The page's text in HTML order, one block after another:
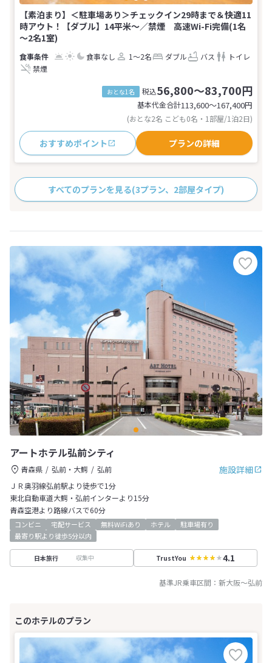
【素泊まり】＜駐車場あり＞チェックイン29時まで＆快適11
時アウト！【ダブル】14平米〜／禁煙 高速Wi-Fi完備(1名
～2名1室)
食事なし 1～2名 ダブル バス
トイレ
禁煙
おとな1名 税込56,800～83,700円
基本代金合計113,600〜167,400円
(おとな2名 こども0名・1部屋/1泊2日)
おすすめポイント プランの詳細
すべてのプランを見る(3プラン、2部屋タイプ)
アートホテル弘前シティ
施設詳細
青森県 弘前・大鰐
弘前
ＪＲ奥羽線弘前駅より徒歩で1分
東北自動車道大鰐・弘前インターより15分
青森空港より路線バスで60分
コンビニ 宅配サービス 無料WiFiあり ホテル
駐車場有り
最寄り駅より徒歩5分以内
日本旅行 収集中 TrustYou 4.1
基準JR乗車区間： 新大阪～弘前